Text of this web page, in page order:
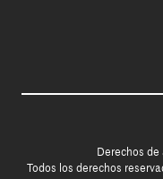
Derechos
Todos los derechos